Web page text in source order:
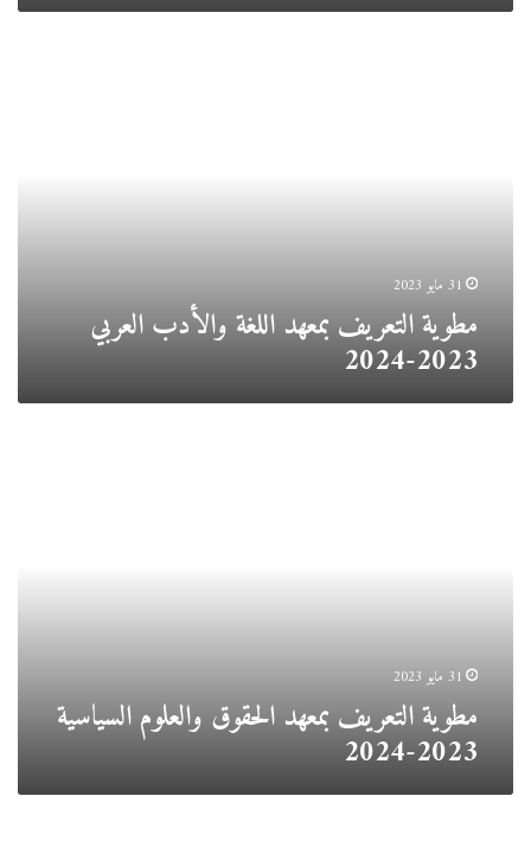
31 مايو 2023
مطوية التعريف بمعهد اللغة والأدب العربي
2023-2024
31 مايو 2023
مطوية التعريف بمعهد الحقوق والعلوم السياسية
2023-2024